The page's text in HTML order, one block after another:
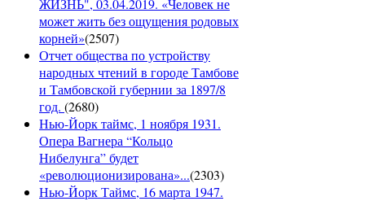
ЖИЗНЬ", 03.04.2019. «Человек не
может жить без ощущения родовых
корней»(2507)
Отчет общества по устройству
народных чтений в городе Тамбове
и Тамбовской губернии за 1897/8
год. (2680)
Нью-Йорк таймс, 1 ноября 1931.
Опера Вагнера “Кольцо
Нибелунга” будет
«революционизирована»...(2303)
Нью-Йорк Таймс, 16 марта 1947.